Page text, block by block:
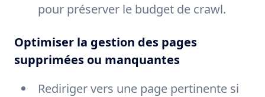
pour préserver le budget de crawl.
Optimiser la gestion des pages
supprimées ou manquantes
Rediriger vers une page pertinente si